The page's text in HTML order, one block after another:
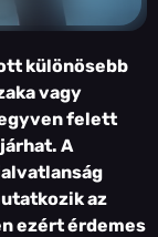
különösebb
vagy
felett
A
az
ezért érdemes